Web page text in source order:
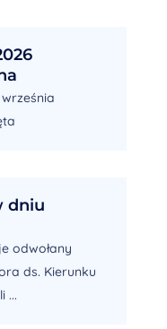
dniu
odwołany
ds. Kierunku
...